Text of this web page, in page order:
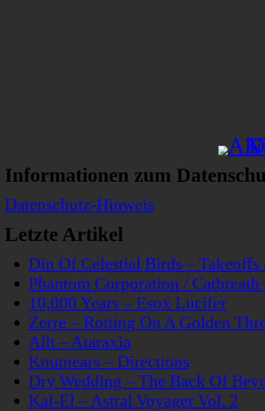
Informationen zum
Datenschutz-Hinweis
Letzte Artikel
Din Of Celestial Birds –
Phantom Corporation /
10,000 Years – Esox Lucifer
Zerre – Rotting On A Golden
Allt – Ataraxia
Knumears – Directions
Dry Wedding – The Back Of
Kal-El – Astral Voyager Vol. 2